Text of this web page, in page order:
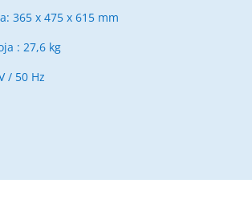
365 x 475 x 615 mm
: 27,6 kg
/ 50 Hz